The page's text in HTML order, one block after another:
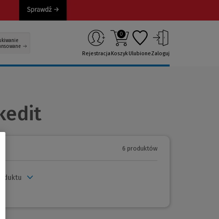
Rejestracja
0
KoszykUlubioneZaloguj
6 produktów